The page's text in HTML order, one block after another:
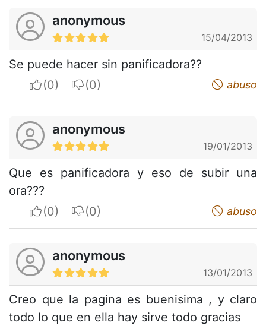
anonymous
15/04/2013
Se puede hacer sin panificadora??
I apreciateI do not appreciate abuso
anonymous
19/01/2013
Que es panificadora y eso de subir una
ora???
I apreciateI do not appreciate abuso
anonymous
13/01/2013
Creo que la pagina es buenisima , y claro
todo lo que en ella hay sirve todo gracias